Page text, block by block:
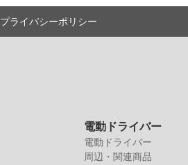
プライバシーポリシー
電動ドライバー
電動ドライバー
周辺・関連商品